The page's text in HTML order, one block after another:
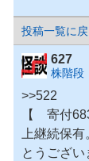
投稿一覧に戻
627
株階段
>>522
【 寄付
上継続保
とうござ